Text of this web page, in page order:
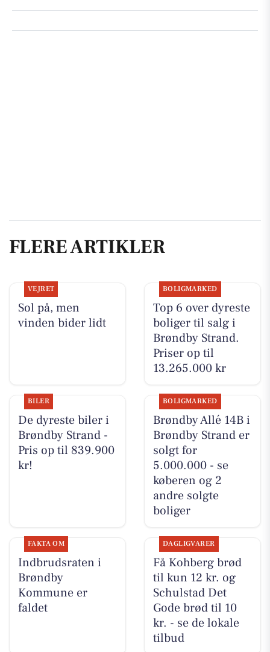
FLERE ARTIKLER
VEJRET
Sol på, men
vinden bider lidt
BOLIGMARKED
Top 6 over dyreste
boliger til salg i
Brøndby Strand.
Priser op til
13.265.000 kr
BILER
De dyreste biler i
Brøndby Strand -
Pris op til 839.900
kr!
BOLIGMARKED
Brøndby Allé 14B i
Brøndby Strand er
solgt for
5.000.000 - se
køberen og 2
andre solgte
boliger
FAKTA OM
Indbrudsraten i
Brøndby
Kommune er
faldet
DAGLIGVARER
Få Kohberg brød
til kun 12 kr. og
Schulstad Det
Gode brød til 10
kr. - se de lokale
tilbud